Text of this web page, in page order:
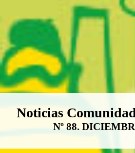
Boletín Noticias
Noticias
Nº 88.